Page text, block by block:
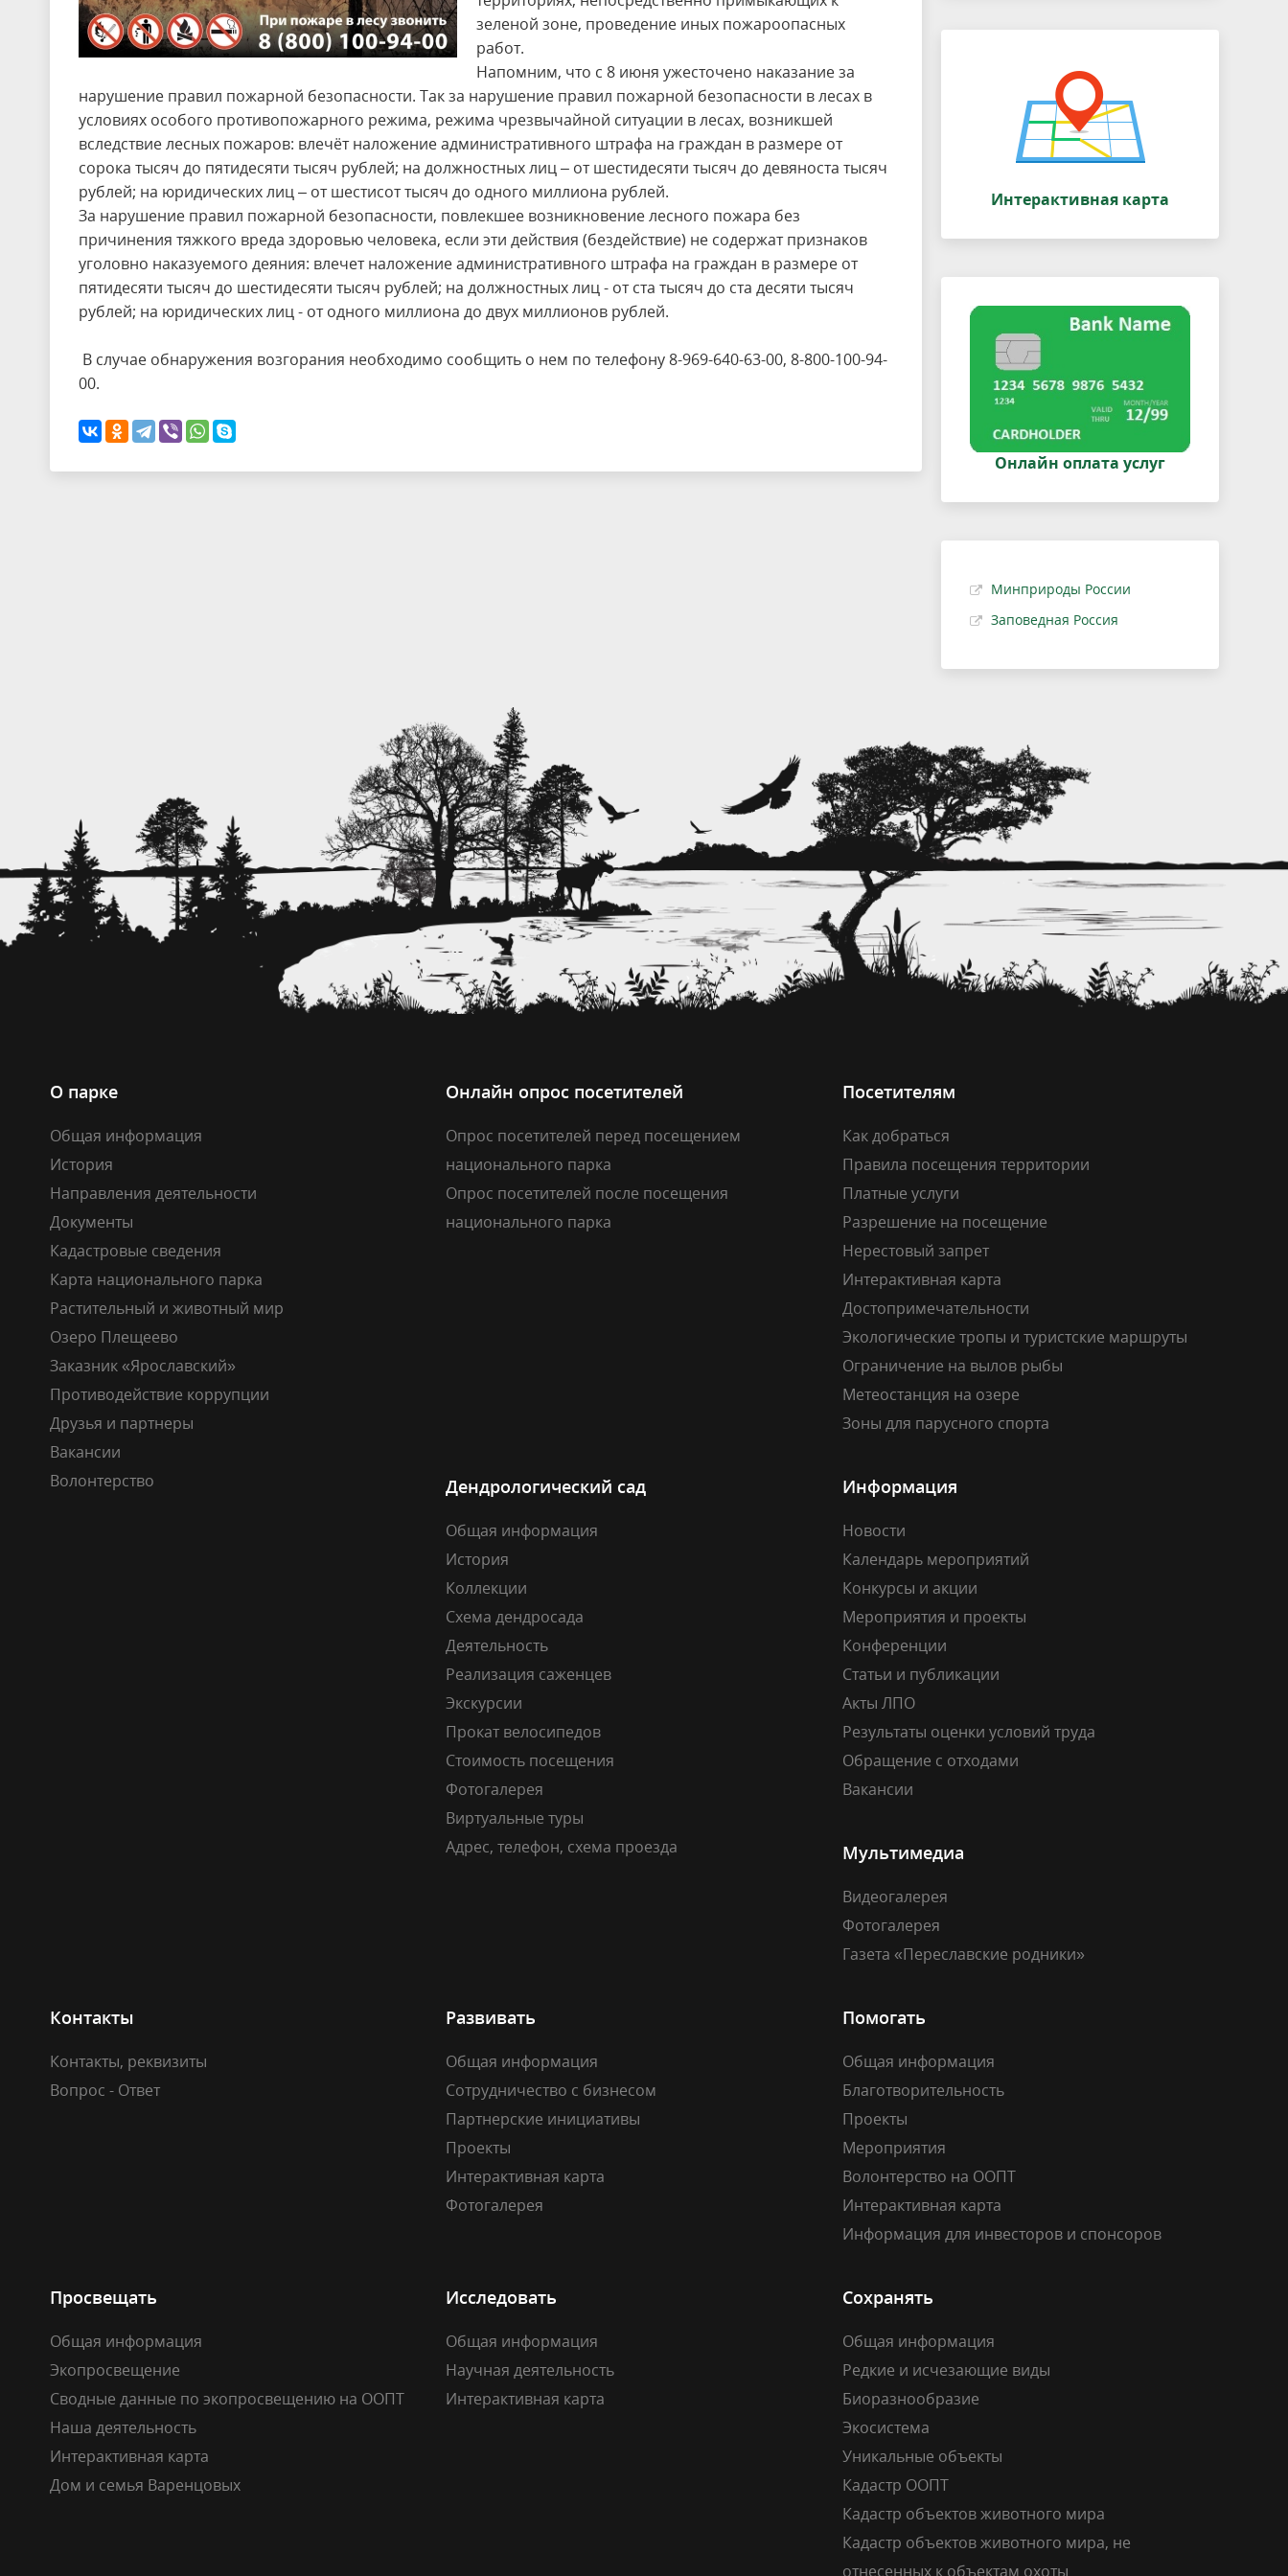
зеленой зоне, проведение иных пожароопасных
работ.
Напомним, что с 8 июня ужесточено наказание за
нарушение правил пожарной безопасности. Так за нарушение правил пожарной безопасности в лесах в
условиях особого противопожарного режима, режима чрезвычайной ситуации в лесах, возникшей
вследствие лесных пожаров: влечёт наложение административного штрафа на граждан в размере от
сорока тысяч до пятидесяти тысяч рублей; на должностных лиц – от шестидесяти тысяч до девяноста тысяч
рублей; на юридических лиц – от шестисот тысяч до одного миллиона рублей.
За нарушение правил пожарной безопасности, повлекшее возникновение лесного пожара без
причинения тяжкого вреда здоровью человека, если эти действия (бездействие) не содержат признаков
уголовно наказуемого деяния: влечет наложение административного штрафа на граждан в размере от
пятидесяти тысяч до шестидесяти тысяч рублей; на должностных лиц - от ста тысяч до ста десяти тысяч
рублей; на юридических лиц - от одного миллиона до двух миллионов рублей.
В случае обнаружения возгорания необходимо сообщить о нем по телефону 8-969-640-63-00, 8-800-100-94-
00.
Интерактивная карта
Онлайн оплата услуг
Минприроды России
Заповедная Россия
О парке
Общая информация
История
Направления деятельности
Документы
Кадастровые сведения
Карта национального парка
Растительный и животный мир
Озеро Плещеево
Заказник «Ярославский»
Противодействие коррупции
Друзья и партнеры
Вакансии
Волонтерство
Онлайн опрос посетителей
Опрос посетителей перед посещением
национального парка
Опрос посетителей после посещения
национального парка
Посетителям
Как добраться
Правила посещения территории
Платные услуги
Разрешение на посещение
Нерестовый запрет
Интерактивная карта
Достопримечательности
Экологические тропы и туристские маршруты
Ограничение на вылов рыбы
Метеостанция на озере
Зоны для парусного спорта
Дендрологический сад
Общая информация
История
Коллекции
Схема дендросада
Деятельность
Реализация саженцев
Экскурсии
Прокат велосипедов
Стоимость посещения
Фотогалерея
Виртуальные туры
Адрес, телефон, схема проезда
Информация
Новости
Календарь мероприятий
Конкурсы и акции
Мероприятия и проекты
Конференции
Статьи и публикации
Акты ЛПО
Результаты оценки условий труда
Обращение с отходами
Вакансии
Мультимедиа
Видеогалерея
Фотогалерея
Газета «Переславские родники»
Контакты
Контакты, реквизиты
Вопрос - Ответ
Развивать
Общая информация
Сотрудничество с бизнесом
Партнерские инициативы
Проекты
Интерактивная карта
Фотогалерея
Помогать
Общая информация
Благотворительность
Проекты
Мероприятия
Волонтерство на ООПТ
Интерактивная карта
Информация для инвесторов и спонсоров
Просвещать
Общая информация
Экопросвещение
Сводные данные по экопросвещению на ООПТ
Наша деятельность
Интерактивная карта
Дом и семья Варенцовых
Исследовать
Общая информация
Научная деятельность
Интерактивная карта
Сохранять
Общая информация
Редкие и исчезающие виды
Биоразнообразие
Экосистема
Уникальные объекты
Кадастр ООПТ
Кадастр объектов животного мира
Кадастр объектов животного мира, не
отнесенных к объектам охоты